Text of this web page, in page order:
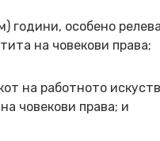
години, особено
на човекови права;
на работното
човекови права; и